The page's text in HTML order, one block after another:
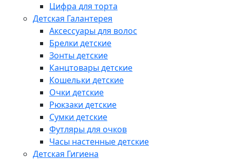
Цифра для торта
Детская Галантерея
Аксессуары для волос
Брелки детские
Зонты детские
Канцтовары детские
Кошельки детские
Очки детские
Рюкзаки детские
Сумки детские
Футляры для очков
Часы настенные детские
Детская Гигиена